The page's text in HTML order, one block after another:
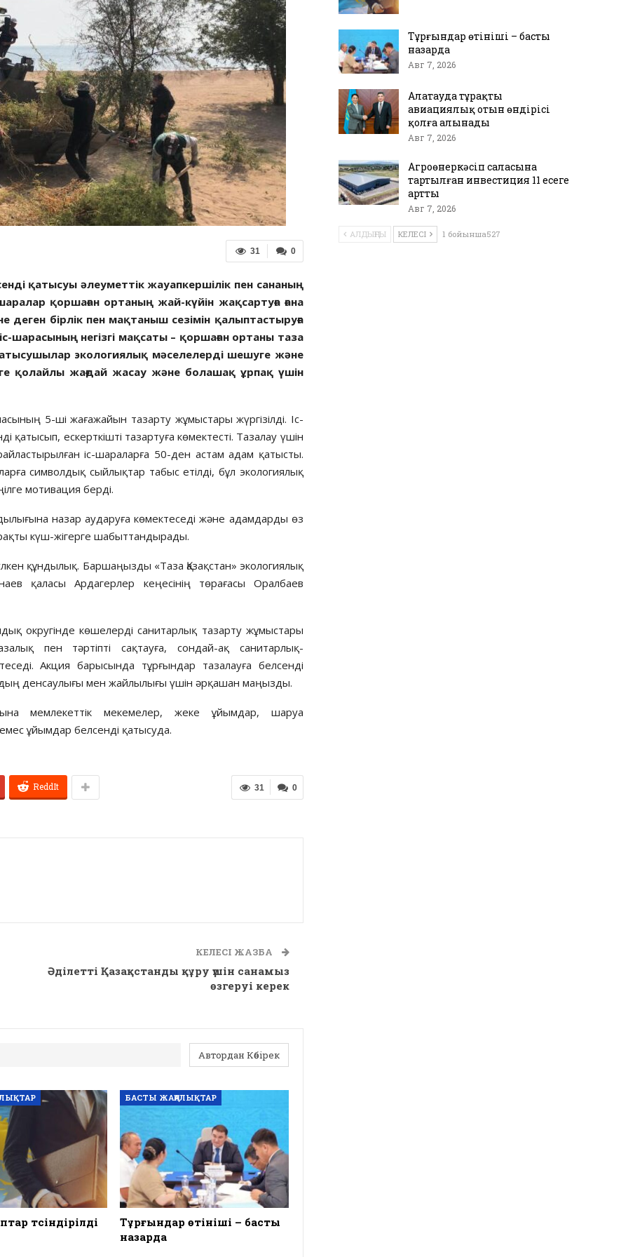
0
31
қатысуы әлеуметтік жауапкершілік пен сананың
қоршаған ортаның жай-күйін жақсартуға ғана
бірлік пен мақтаныш сезімін қалыптастыруға
шарасының негізгі мақсаты – қоршаған ортаны таза
экологиялық мәселелерді шешуге және
қолайлы жағдай жасау және болашақ ұрпақ үшін
5-ші жағажайын тазарту жұмыстары жүргізілді. Іс-
қатысып, ескерткішті тазартуға көмектесті. Тазалау үшін
іс-шараларға 50-ден астам адам қатысты.
символдық сыйлықтар табыс етілді, бұл экологиялық
мотивация берді.
назар аударуға көмектеседі және адамдарды өз
күш-жігерге шабыттандырады.
құндылық. Баршаңызды «Таза Қазақстан» экологиялық
қаласы Ардагерлер кеңесінің төрағасы Оралбаев
округінде көшелерді санитарлық тазарту жұмыстары
пен тәртіпті сақтауға, сондай-ақ санитарлық-
Акция барысында тұрғындар тазалауға белсенді
денсаулығы мен жайлылығы үшін әрқашан маңызды.
мемлекеттік мекемелер, жеке ұйымдар, шаруа
ұйымдар белсенді қатысуда.
0
31
ReddIt
КЕЛЕСІ ЖАЗБА
Әділетті Қазақстанды құру үшін санамыз
өзгеруі керек
Автордан Көбірек
түсіндірілді
БАСТЫ ЖАҢАЛЫҚТАР
Тұрғындар өтініші – басты
назарда
Тұрғындар өтініші – басты
назарда
Авг 7, 2026
Алатауда тұрақты
авиациялық отын өндірісі
қолға алынады
Авг 7, 2026
Агроөнеркәсіп саласына
тартылған инвестиция 11 есеге
артты
Авг 7, 2026
АЛДЫҢҒЫ КЕЛЕСІ 1 бойынша527